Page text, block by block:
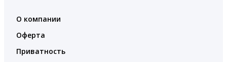
О компании
Оферта
Приватность